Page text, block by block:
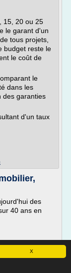
X
15, 20 ou 25
le garant d'un
tous projets,
budget reste le
le coût de
le
dans les
des garanties
d'un taux
des
40 ans en
30 ans, et